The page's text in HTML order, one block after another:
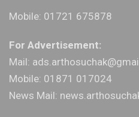
Mobile: 01721 675878
For Advertisement:
Mail:
Mobile: 01871 017024
News Mail: